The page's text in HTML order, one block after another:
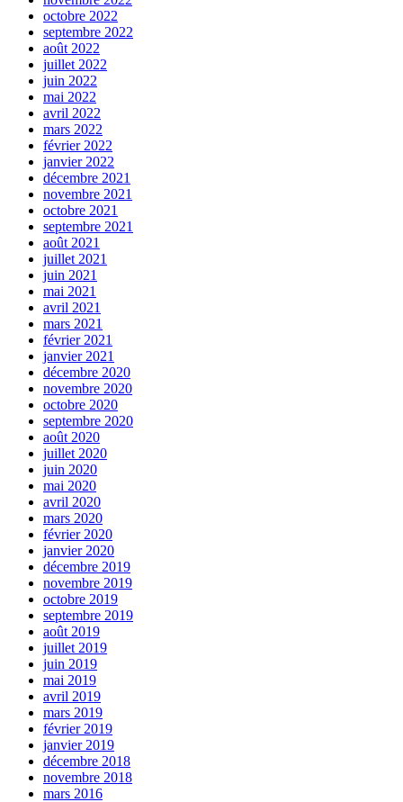
octobre 2022
septembre 2022
août 2022
juillet 2022
juin 2022
mai 2022
avril 2022
mars 2022
février 2022
janvier 2022
décembre 2021
novembre 2021
octobre 2021
septembre 2021
août 2021
juillet 2021
juin 2021
mai 2021
avril 2021
mars 2021
février 2021
janvier 2021
décembre 2020
novembre 2020
octobre 2020
septembre 2020
août 2020
juillet 2020
juin 2020
mai 2020
avril 2020
mars 2020
février 2020
janvier 2020
décembre 2019
novembre 2019
octobre 2019
septembre 2019
août 2019
juillet 2019
juin 2019
mai 2019
avril 2019
mars 2019
février 2019
janvier 2019
décembre 2018
novembre 2018
mars 2016